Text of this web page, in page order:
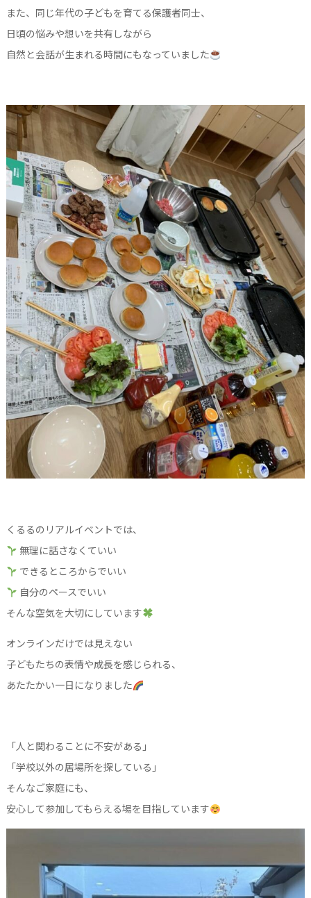
また、同じ年代の子どもを育てる保護者同士、
日頃の悩みや想いを共有しながら
自然と会話が生まれる時間にもなっていました
くるるのリアルイベントでは、
無理に話さなくていい
できるところからでいい
自分のペースでいい
そんな空気を大切にしています
オンラインだけでは見えない
子どもたちの表情や成長を感じられる、
あたたかい一日になりました
「人と関わることに不安がある」
「学校以外の居場所を探している」
そんなご家庭にも、
安心して参加してもらえる場を目指しています